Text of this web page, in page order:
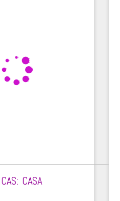
CASA